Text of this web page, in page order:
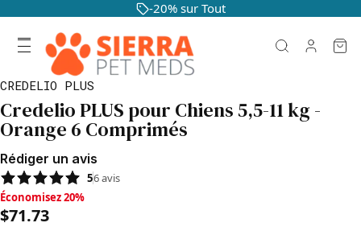
-20% sur Tout
CREDELIO PLUS
Credelio PLUS pour Chiens 5,5-11 kg -
Orange 6 Comprimés
Rédiger un avis
56avis
Économisez 20%, $71.73
Économisez 20%
$71.73